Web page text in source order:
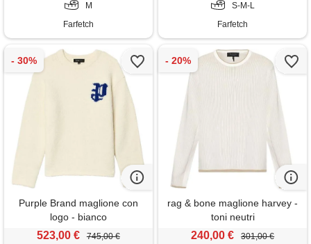
M
Farfetch
S-M-L
Farfetch
Purple Brand maglione con
logo - bianco
523,00 € 745,00 €
rag & bone maglione harvey -
toni neutri
240,00 € 301,00 €